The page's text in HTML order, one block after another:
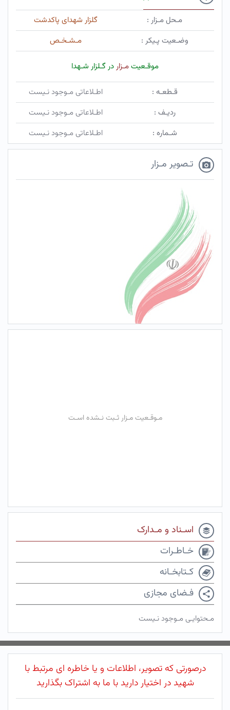
مـحل مـزار :
گلزار شهدای پاکدشت
وضـعیت پـیکر :
مـشـخـص
موقـعیتمـزاردر گـلزار شـهدا
قـطعـه :
اطـلاعاتی مـوجود نـیست
ردیـف :
اطـلاعاتی مـوجود نـیست
شـماره :
اطـلاعاتی مـوجود نـیست
تـصویر مـزار
مـوقـعیت مـزار ثـبت نـشده اسـت
اسـناد و مـدارک
خـاطـرات
کـتابخـانه
فـضای مجازی
مـحتوایـی مـوجود نـیست
درصورتی که تصویر، اطلاعات و یا خاطره ای مرتبط با
شهید در اختیار دارید با ما به اشتراک بگذارید